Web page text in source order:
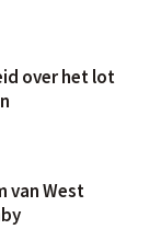
over het lot
van West